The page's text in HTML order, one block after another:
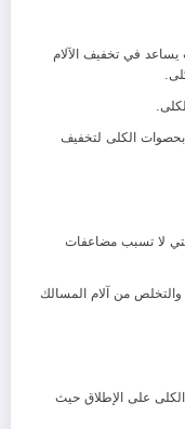
يساعد في تخفيف الآلام
الكلى لتخفيف
لا تسبب مضاعفات
والتخلص من آلام المسالك
على الإطلاق حيث